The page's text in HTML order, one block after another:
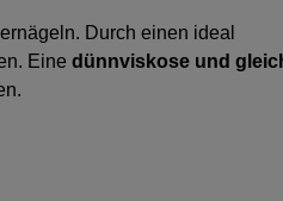
Durch einen ideal
Eine dünnviskose und